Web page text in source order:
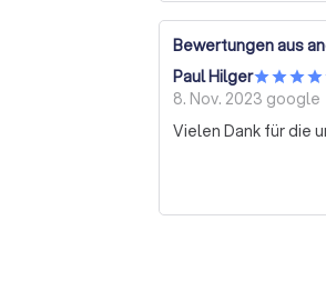
Bewertungen aus
Paul Hilger
8. Nov. 2023 google
Vielen Dank für die